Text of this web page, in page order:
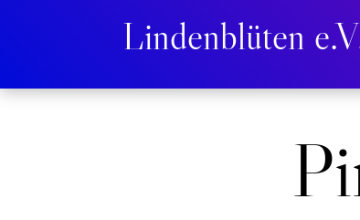
Lindenblüten